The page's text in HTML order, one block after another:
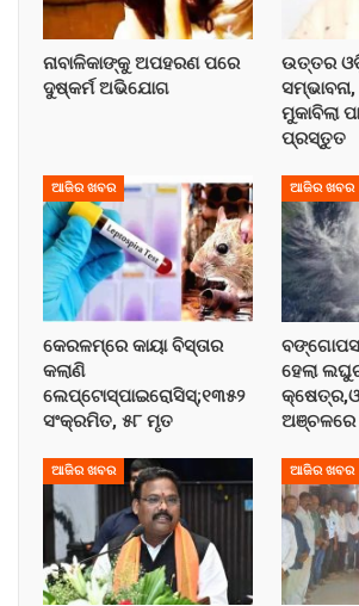
ନାବାଳିକାଙ୍କୁ ଅପହରଣ ପରେ
ଦୁଷ୍କର୍ମ ଅଭିଯୋଗ
ଉତ୍ତର
ମୁକାବିଲା
ପ୍ରସ୍ତୁତ
ଆଜିର ଖବର
କେରଳମ୍‌ରେ କାୟା ବିସ୍ତାର
କଲାଣି
ଲେପ୍ଟୋସ୍ପାଇରୋସିସ୍;୧୩୫୨
ସଂକ୍ରମିତ, ୫୮ ମୃତ
ଆଜିର ଖବର
ହେଲା
ଅଞ୍ଚଳରେ
ଆଜିର ଖବର ଆଜିର ଖବର